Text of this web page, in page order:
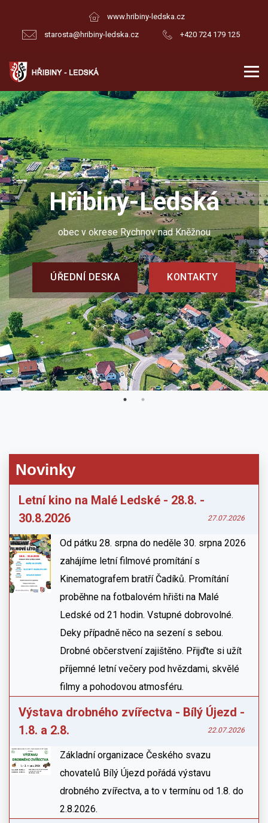
www.hribiny-ledska.cz
starosta@hribiny-ledska.cz
+420 724 179 125
Hřibiny-Ledská
obec v okrese Rychnov nad Kněžnou
ÚŘEDNÍ DESKA KONTAKTY
Novinky
Letní kino na Malé Ledské - 28.8. -
30.8.2026
27.07.2026
Od pátku 28. srpna do neděle 30. srpna 2026
zahájíme letní filmové promítání s
Kinematografem bratří Čadíků. Promítání
proběhne na fotbalovém hřišti na Malé
Ledské od 21 hodin. Vstupné dobrovolné.
Deky případně něco na sezení s sebou.
Drobné občerstvení zajištěno. Přijďte si užít
příjemné letní večery pod hvězdami, skvělé
filmy a pohodovou atmosféru.
Výstava drobného zvířectva - Bílý Újezd -
1.8. a 2.8.
22.07.2026
Základní organizace Českého svazu
chovatelů Bílý Újezd pořádá výstavu
drobného zvířectva, a to v termínu od 1.8. do
2.8.2026.